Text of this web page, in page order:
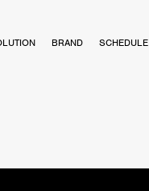
BRAND SCHEDULE